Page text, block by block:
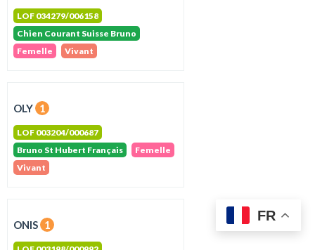
LOF 034279/006158
Chien Courant Suisse Bruno
Femelle
Vivant
OLY 1
LOF 003204/000687
Bruno St Hubert Français
Femelle
Vivant
ONIS 1
FR